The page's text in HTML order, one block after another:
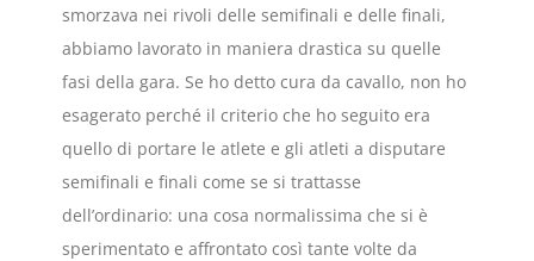
smorzava nei rivoli delle semifinali e delle finali,
abbiamo lavorato in maniera drastica su quelle
fasi della gara. Se ho detto cura da cavallo, non ho
esagerato perché il criterio che ho seguito era
quello di portare le atlete e gli atleti a disputare
semifinali e finali come se si trattasse
dell’ordinario: una cosa normalissima che si è
sperimentato e affrontato così tante volte da